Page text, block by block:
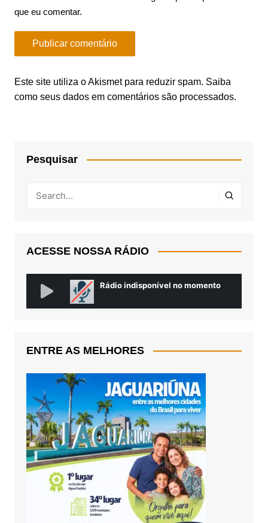
que eu comentar.
Este site utiliza o Akismet para reduzir spam. Saiba
como seus dados em comentários são processados.
Pesquisar
ACESSE NOSSA RÁDIO
ENTRE AS MELHORES